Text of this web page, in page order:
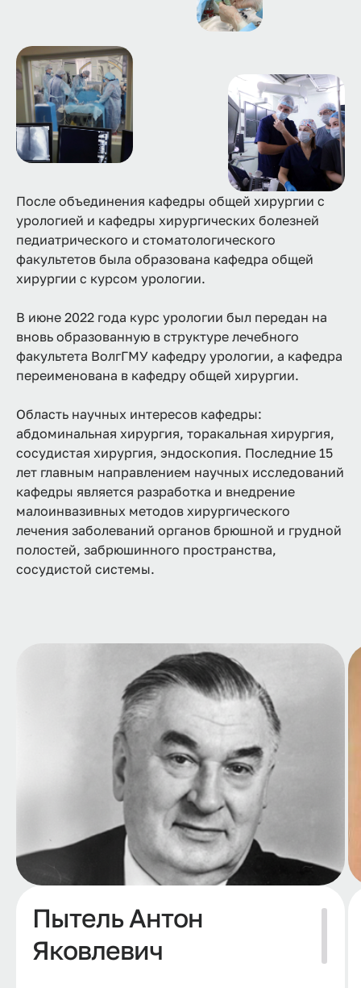
После объединения кафедры общей хирургии с
урологией и кафедры хирургических болезней
педиатрического и стоматологического
факультетов была образована кафедра общей
хирургии с курсом урологии.
В июне 2022 года курс урологии был передан на
вновь образованную в структуре лечебного
факультета ВолгГМУ кафедру урологии, а кафедра
переименована в кафедру общей хирургии.
Область научных интересов кафедры:
абдоминальная хирургия, торакальная хирургия,
сосудистая хирургия, эндоскопия. Последние 15
лет главным направлением научных исследований
кафедры является разработка и внедрение
малоинвазивных методов хирургического
лечения заболеваний органов брюшной и грудной
полостей, забрюшинного пространства,
сосудистой системы.
Пытель Антон
Яковлевич